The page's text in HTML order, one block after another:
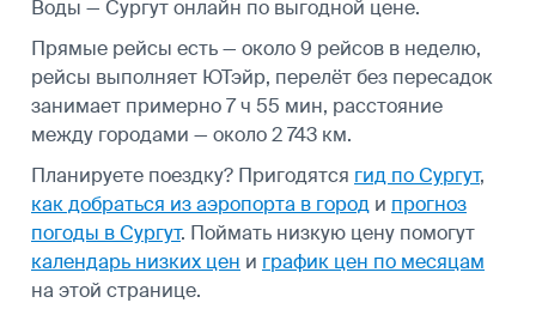
Воды — Сургут онлайн по выгодной цене.
Прямые рейсы есть — около 9 рейсов в неделю,
рейсы выполняет ЮТэйр, перелёт без пересадок
занимает примерно 7 ч 55 мин, расстояние
между городами — около 2 743 км.
Планируете поездку? Пригодятся гид по Сургут,
как добраться из аэропорта в город и прогноз
погоды в Сургут. Поймать низкую цену помогут
календарь низких цен и график цен по месяцам
на этой странице.